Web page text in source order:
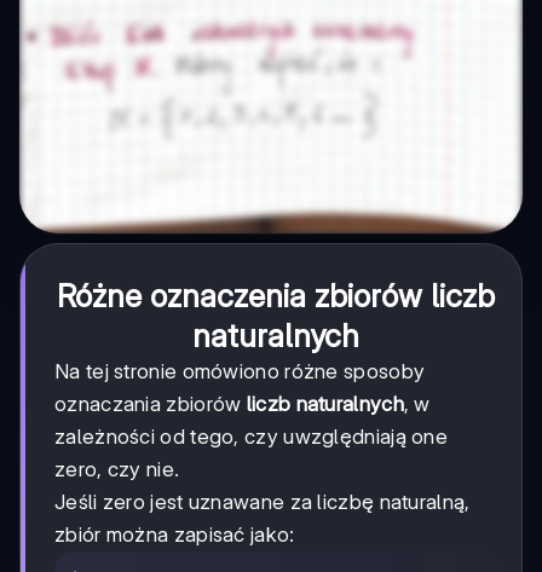
Różne oznaczenia zbiorów liczb
naturalnych
Na tej stronie omówiono różne sposoby
oznaczania zbiorów liczb naturalnych, w
zależności od tego, czy uwzględniają one
zero, czy nie.
Jeśli zero jest uznawane za liczbę naturalną,
zbiór można zapisać jako: